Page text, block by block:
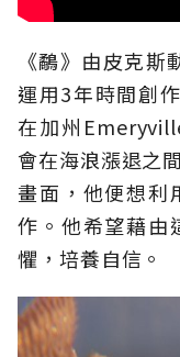
《鷸》由皮克
運用3年時間創
在加州
會在海浪漲退之
畫面，他便想利
作。他希望藉由
懼，培養自信。